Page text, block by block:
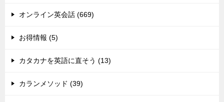
オンライン英会話 (669)
お得情報 (5)
カタカナを英語に直そう (13)
カランメソッド (39)